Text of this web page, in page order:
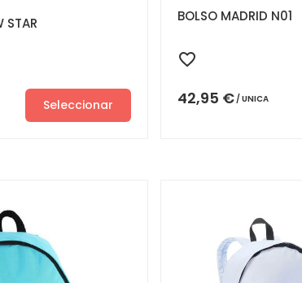
STAR
Seleccionar
BOLSO MADRID N01
42,95 € UNICA